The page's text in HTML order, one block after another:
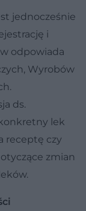
jednocześnie
i
odpowiada
Wyrobów
ds.
lek
receptę czy
zmian